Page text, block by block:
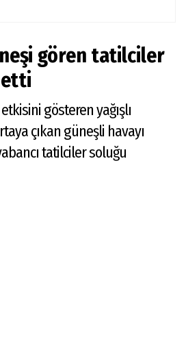
gören tatilciler
etti
gösteren yağışlı
çıkan güneşli havayı
tatilciler soluğu